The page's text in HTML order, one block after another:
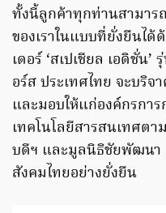
ทั้งนี้ลูกค้าทุกท่านสามา
ของเราในแบบที่ยั่งยืนไ
เดอร์ ‘สเปเชียล เอดิชั่น
อร์ส ประเทศไทย จะบริ
และมอบให้แก่องค์กรกา
เทคโนโลยีสารสนเทศต
บดีฯ และมูลนิธิชัยพัฒนา
สังคมไทยอย่างยั่งยืน